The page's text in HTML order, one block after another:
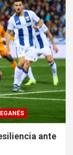
ante